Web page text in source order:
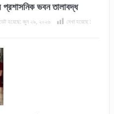
ভবন তালাবদ্ধ
হয়েছে: জুন ২৯, ২০২৬
দেখা হয়েছে :